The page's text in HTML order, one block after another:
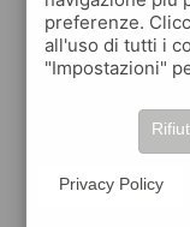
preferenze.
all'uso di tutti i
"Impostazioni"
Privacy Policy